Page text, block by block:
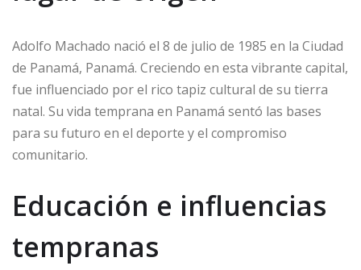
Adolfo Machado nació el 8 de julio de 1985 en la Ciudad
de Panamá, Panamá. Creciendo en esta vibrante capital,
fue influenciado por el rico tapiz cultural de su tierra
natal. Su vida temprana en Panamá sentó las bases
para su futuro en el deporte y el compromiso
comunitario.
Educación e influencias
tempranas